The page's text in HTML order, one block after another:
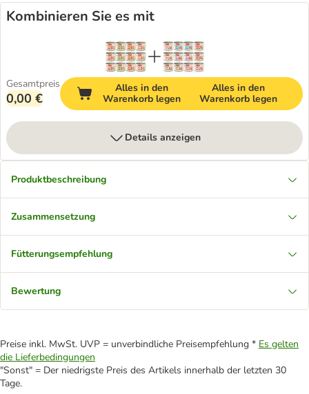
Kombinieren Sie es mit
Gesamtpreis
0,00 €
Alles in den
Warenkorb legen
Alles in den
Warenkorb legen
Details anzeigen
Produktbeschreibung
Zusammensetzung
Fütterungsempfehlung
Bewertung
Preise inkl. MwSt. UVP = unverbindliche Preisempfehlung * Es gelten
die Lieferbedingungen
"Sonst" = Der niedrigste Preis des Artikels innerhalb der letzten 30
Tage.